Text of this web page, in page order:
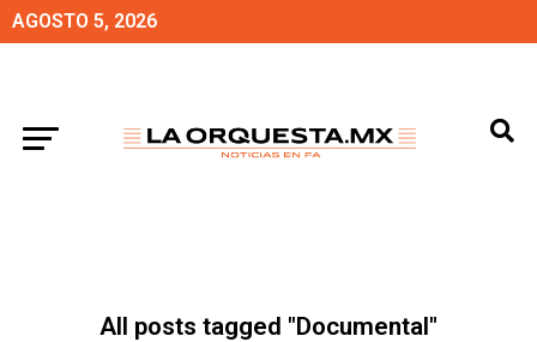
AGOSTO 5, 2026
All posts tagged "Documental"